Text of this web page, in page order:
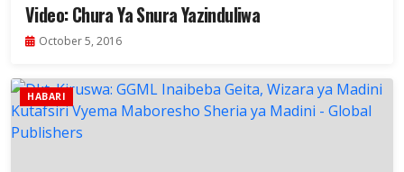
Video: Chura Ya Snura Yazinduliwa
October 5, 2016
HABARI